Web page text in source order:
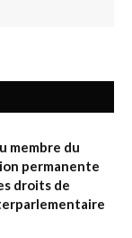
membre du
permanente
droits de